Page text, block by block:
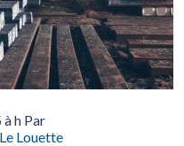
h Par
Louette